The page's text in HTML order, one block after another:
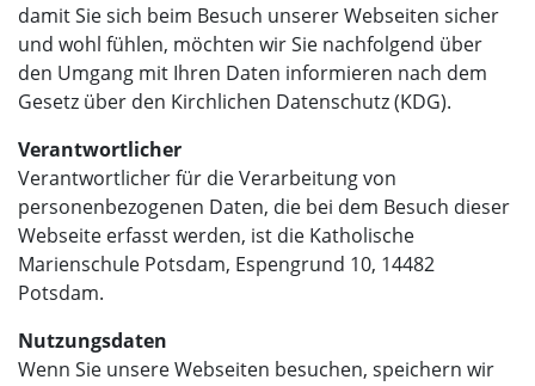
damit Sie sich beim Besuch unserer Webseiten sicher
und wohl fühlen, möchten wir Sie nachfolgend über
den Umgang mit Ihren Daten informieren nach dem
Gesetz über den Kirchlichen Datenschutz (KDG).
Verantwortlicher
Verantwortlicher für die Verarbeitung von
personenbezogenen Daten, die bei dem Besuch dieser
Webseite erfasst werden, ist die Katholische
Marienschule Potsdam, Espengrund 10, 14482
Potsdam.
Nutzungsdaten
Wenn Sie unsere Webseiten besuchen, speichern wir